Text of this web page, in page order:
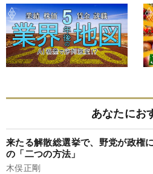
あなたにお
来たる解散総選挙で、野党が政権
の「二つの方法」
木俣正剛